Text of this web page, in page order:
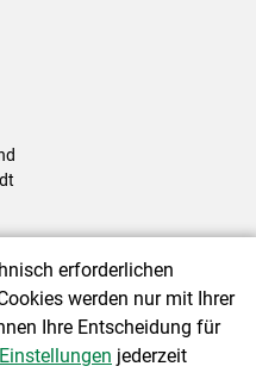
|Barrierefreiheit|
erforderlichen
werden nur mit Ihrer
Ihre Entscheidung für
jederzeit